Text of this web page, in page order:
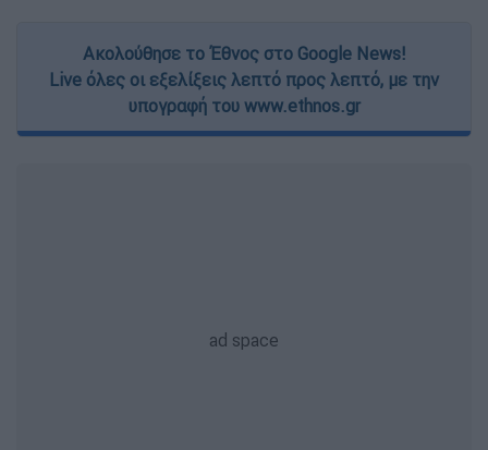
Ακολούθησε το Έθνος στο Google News!
Live όλες οι εξελίξεις λεπτό προς λεπτό, με την
υπογραφή του www.ethnos.gr